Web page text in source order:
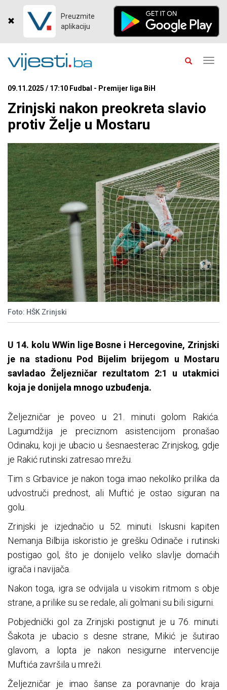
Preuzmite
aplikaciju
09.11.2025 / 17:10 Fudbal - Premijer liga BiH
Zrinjski nakon preokreta slavio
protiv Želje u Mostaru
Foto: HŠK Zrinjski
U 14. kolu WWin lige Bosne i Hercegovine, Zrinjski
je na stadionu Pod Bijelim brijegom u Mostaru
savladao Željezničar rezultatom 2:1 u utakmici
koja je donijela mnogo uzbuđenja.
Željezničar je poveo u 21. minuti golom Rakića.
Lagumdžija je preciznom asistencijom pronašao
Odinaku, koji je ubacio u šesnaesterac Zrinjskog, gdje
je Rakić rutinski zatresao mrežu.
Tim s Grbavice je nakon toga imao nekoliko prilika da
udvostruči prednost, ali Muftić je ostao siguran na
golu.
Zrinjski je izjednačio u 52. minuti. Iskusni kapiten
Nemanja Bilbija iskoristio je grešku Odinače i rutinski
postigao gol, što je donijelo veliko slavlje domaćih
igrača i navijača.
Nakon toga, igra se odvijala u visokim ritmom s obje
strane, a prilike su se redale, ali golmani su bili sigurni.
Pobjednički gol za Zrinjski postignut je u 76. minuti.
Šakota je ubacio s desne strane, Mikić je šutirao
glavom, a lopta je nakon nesigurne intervencije
Muftića završila u mreži.
Željezničar je imao šanse za poravnanje do kraja